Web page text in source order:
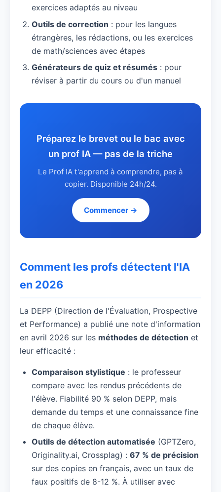
exercices adaptés au niveau
Outils de correction : pour les langues
étrangères, les rédactions, ou les exercices
de math/sciences avec étapes
Générateurs de quiz et résumés : pour
réviser à partir du cours ou d'un manuel
Préparez le brevet ou le bac avec
un prof IA — pas de la triche
Le Prof IA t'apprend à comprendre, pas à
copier. Disponible 24h/24.
Commencer →
Comment les profs détectent l'IA
en 2026
La DEPP (Direction de l'Évaluation, Prospective
et Performance) a publié une note d'information
en avril 2026 sur les méthodes de détection et
leur efficacité :
Comparaison stylistique : le professeur
compare avec les rendus précédents de
l'élève. Fiabilité 90 % selon DEPP, mais
demande du temps et une connaissance fine
de chaque élève.
Outils de détection automatisée (GPTZero,
Originality.ai, Crossplag) : 67 % de précision
sur des copies en français, avec un taux de
faux positifs de 8-12 %. À utiliser avec